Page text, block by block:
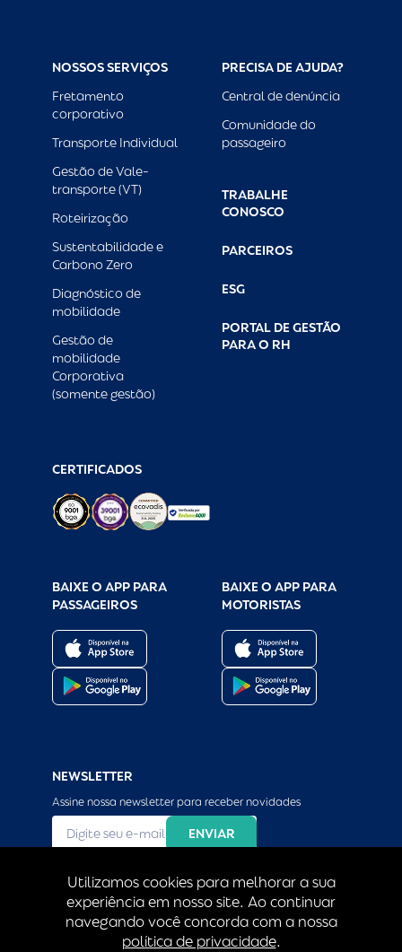
NOSSOS SERVIÇOS
Fretamento
corporativo
Transporte Individual
Gestão de Vale-
transporte (VT)
Roteirização
Sustentabilidade e
Carbono Zero
Diagnóstico de
mobilidade
Gestão de
mobilidade
Corporativa
(somente gestão)
PRECISA DE AJUDA?
Central de denúncia
Comunidade do
passageiro
TRABALHE
CONOSCO
PARCEIROS
ESG
PORTAL DE GESTÃO
PARA O RH
CERTIFICADOS
NEWSLETTER
Assine nossa newsletter para receber novidades
© 2026 Fretadão - Design by Eólica
BAIXE O APP PARA
PASSAGEIROS
BAIXE O APP PARA
MOTORISTAS
Utilizamos cookies para melhorar a sua
experiência em nosso site. Ao continuar
navegando você concorda com a nossa
política de privacidade.